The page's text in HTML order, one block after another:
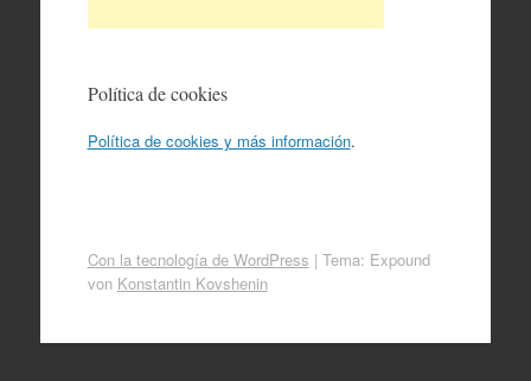
Política de cookies
Política de cookies y más información.
Con la tecnología de WordPress | Tema: Expound
von Konstantin Kovshenin